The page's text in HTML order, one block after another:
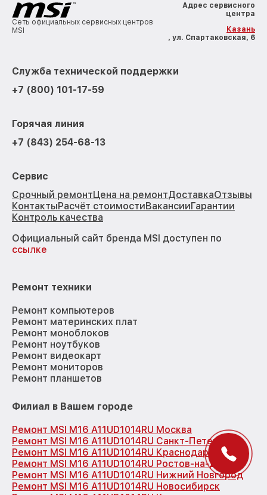
Сеть официальных сервисных центров
MSI
Адрес сервисного
центра
Казань
, ул. Спартаковская, 6
Служба технической поддержки
+7 (800) 101-17-59
Горячая линия
+7 (843) 254-68-13
Сервис
Срочный ремонтЦена на ремонтДоставкаОтзывы
КонтактыРасчёт стоимостиВакансииГарантии
Контроль качества
Официальный сайт бренда MSI доступен по
ссылке
Ремонт техники
Ремонт компьютеров
Ремонт материнских плат
Ремонт моноблоков
Ремонт ноутбуков
Ремонт видеокарт
Ремонт мониторов
Ремонт планшетов
Филиал в Вашем городе
Ремонт MSI M16 A11UD1014RU Москва
Ремонт MSI M16 A11UD1014RU Санкт-Петербург
Ремонт MSI M16 A11UD1014RU Краснодар
Ремонт MSI M16 A11UD1014RU Ростов-на-Дону
Ремонт MSI M16 A11UD1014RU Нижний Новгород
Ремонт MSI M16 A11UD1014RU Новосибирск